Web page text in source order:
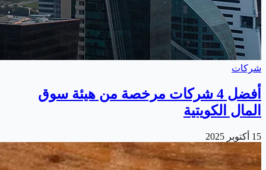
شركات
أفضل 4 شركات مرخصة من هيئة سوق
المال الكويتية
15 أكتوبر 2025